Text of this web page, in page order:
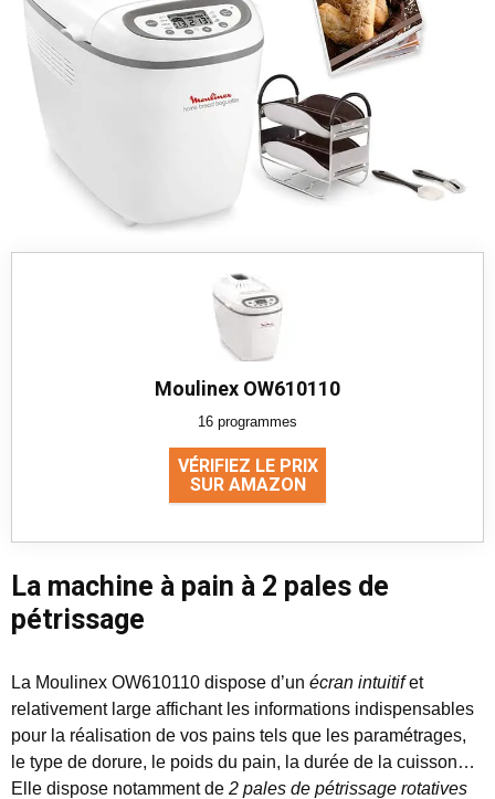
Moulinex OW610110
16 programmes
VÉRIFIEZ LE PRIX
SUR AMAZON
La machine à pain à 2 pales de
pétrissage
La Moulinex OW610110 dispose d’un écran intuitifet
relativement large affichant les informations indispensables
pour la réalisation de vos pains tels que les paramétrages,
le type de dorure, le poids du pain, la durée de la cuisson…
Elle dispose notamment de 2 pales de pétrissage rotatives